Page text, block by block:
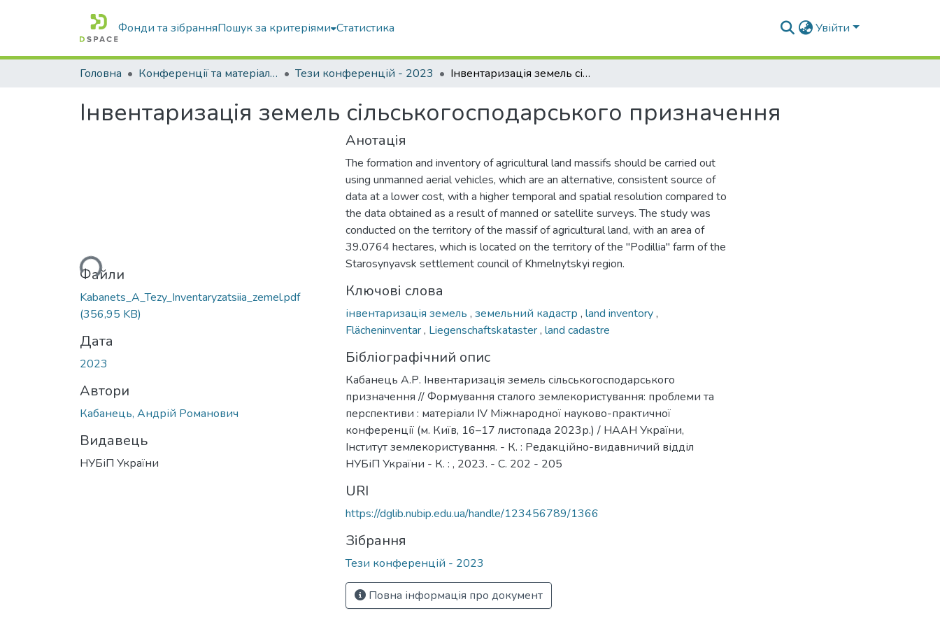
Фонди та зібранняПошук за критеріями Статистика Увійти
Головна Конференції та матеріали конференцій Тези конференцій - 2023 Інвентаризація земель сільськогосподарського призначення
Інвентаризація земель сільськогосподарського призначення
Вантажиться...Файли
Kabanets_A_Tezy_Inventaryzatsiia_zemel.pdf
(356,95 KB)
Дата
2023
Автори
Кабанець, Андрій Романович
Видавець
НУБіП України
Анотація
The formation and inventory of agricultural land massifs should be carried out
using unmanned aerial vehicles, which are an alternative, consistent source of
data at a lower cost, with a higher temporal and spatial resolution compared to
the data obtained as a result of manned or satellite surveys. The study was
conducted on the territory of the massif of agricultural land, with an area of
39.0764 hectares, which is located on the territory of the "Podillia" farm of the
Starosynyavsk settlement council of Khmelnytskyi region.
Ключові слова
інвентаризація земель , земельний кадастр , land inventory,
Flächeninventar, Liegenschaftskataster, land cadastre
Бібліографічний опис
Кабанець А.Р. Інвентаризація земель сільськогосподарського
призначення // Формування сталого землекористування: проблеми та
перспективи : матеріали ІV Міжнародної науково-практичної
конференції (м. Київ, 16–17 листопада 2023р.) / НААН України,
Інститут землекористування. - К. : Редакційно-видавничий відділ
НУБіП України - К. : , 2023. - С. 202 - 205
URI
https://dglib.nubip.edu.ua/handle/123456789/1366
Зібрання
Тези конференцій - 2023
Повна інформація про документ